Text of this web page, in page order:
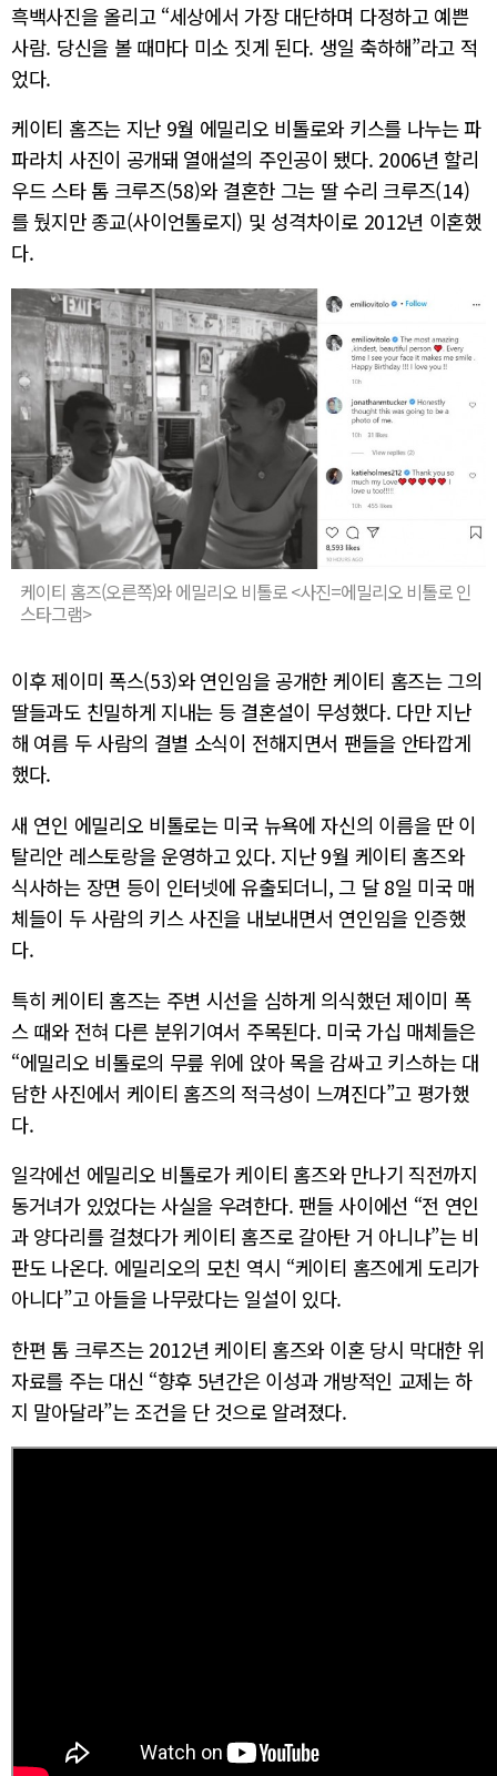
흑백사진을 올리고 “세상에서 가장 대단하며 다정하고 예쁜
사람. 당신을 볼 때마다 미소 짓게 된다. 생일 축하해”라고 적
었다.
케이티 홈즈는 지난 9월 에밀리오 비톨로와 키스를 나누는 파
파라치 사진이 공개돼 열애설의 주인공이 됐다. 2006년 할리
우드 스타 톰 크루즈(58)와 결혼한 그는 딸 수리 크루즈(14)
를 뒀지만 종교(사이언톨로지) 및 성격차이로 2012년 이혼했
다.
케이티 홈즈(오른쪽)와 에밀리오 비톨로 <사진=에밀리오 비톨로 인
스타그램>
이후 제이미 폭스(53)와 연인임을 공개한 케이티 홈즈는 그의
딸들과도 친밀하게 지내는 등 결혼설이 무성했다. 다만 지난
해 여름 두 사람의 결별 소식이 전해지면서 팬들을 안타깝게
했다.
새 연인 에밀리오 비톨로는 미국 뉴욕에 자신의 이름을 딴 이
탈리안 레스토랑을 운영하고 있다. 지난 9월 케이티 홈즈와
식사하는 장면 등이 인터넷에 유출되더니, 그 달 8일 미국 매
체들이 두 사람의 키스 사진을 내보내면서 연인임을 인증했
다.
특히 케이티 홈즈는 주변 시선을 심하게 의식했던 제이미 폭
스 때와 전혀 다른 분위기여서 주목된다. 미국 가십 매체들은
“에밀리오 비톨로의 무릎 위에 앉아 목을 감싸고 키스하는 대
담한 사진에서 케이티 홈즈의 적극성이 느껴진다”고 평가했
다.
일각에선 에밀리오 비톨로가 케이티 홈즈와 만나기 직전까지
동거녀가 있었다는 사실을 우려한다. 팬들 사이에선 “전 연인
과 양다리를 걸쳤다가 케이티 홈즈로 갈아탄 거 아니냐”는 비
판도 나온다. 에밀리오의 모친 역시 “케이티 홈즈에게 도리가
아니다”고 아들을 나무랐다는 일설이 있다.
한편 톰 크루즈는 2012년 케이티 홈즈와 이혼 당시 막대한 위
자료를 주는 대신 “향후 5년간은 이성과 개방적인 교제는 하
지 말아달라”는 조건을 단 것으로 알려졌다.